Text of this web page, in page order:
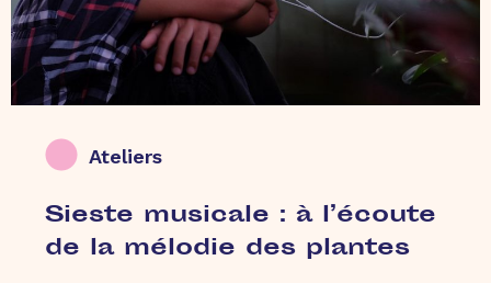
Ateliers
Sieste musicale : à l’écoute
de la mélodie des plantes